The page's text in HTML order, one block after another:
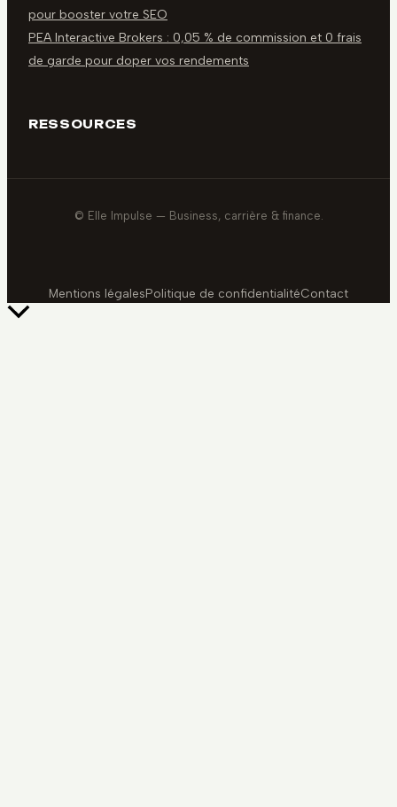
pour booster votre SEO
PEA Interactive Brokers : 0,05 % de commission et 0 frais
de garde pour doper vos rendements
RESSOURCES
© Elle Impulse — Business, carrière & finance.
Mentions légalesPolitique de confidentialitéContact